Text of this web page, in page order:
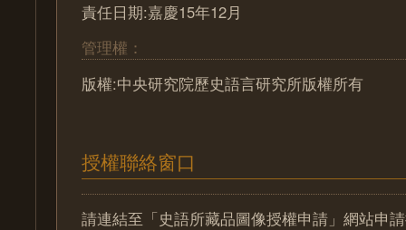
責任日期:嘉慶15年12月
管理權：
版權:中央研究院歷史語言研究所版權所有
授權聯絡窗口
請連結至「史語所藏品圖像授權申請」網站申